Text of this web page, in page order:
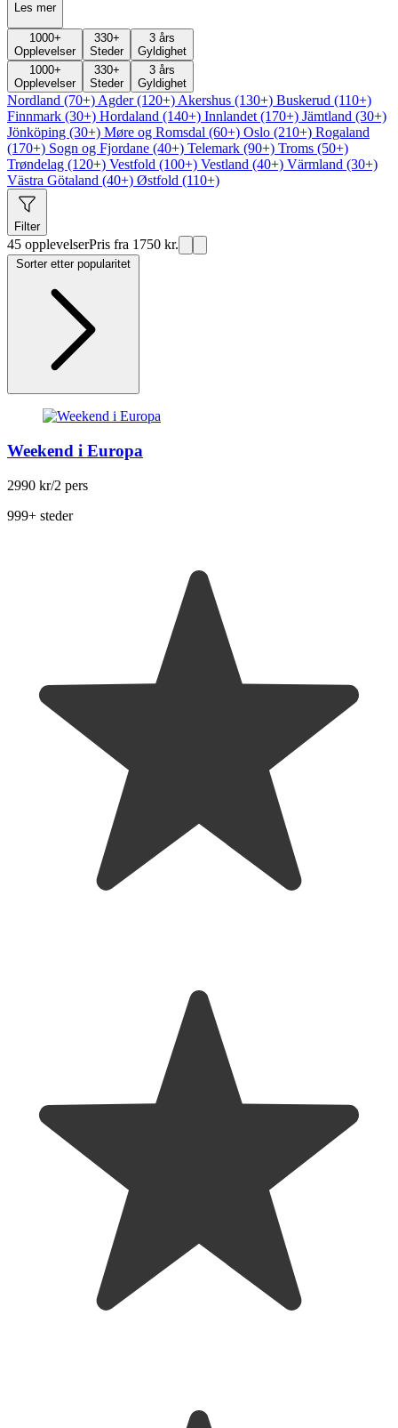
Les mer
1000+
Opplevelser
330+
Steder
3 års
Gyldighet
1000+
Opplevelser
330+
Steder
3 års
Gyldighet
Nordland (70+) Agder (120+) Akershus (130+) Buskerud (110+)
Finnmark (30+) Hordaland (140+) Innlandet (170+) Jämtland (30+)
Jönköping (30+) Møre og Romsdal (60+) Oslo (210+) Rogaland
(170+) Sogn og Fjordane (40+) Telemark (90+) Troms (50+)
Trøndelag (120+) Vestfold (100+) Vestland (40+) Värmland (30+)
Västra Götaland (40+) Østfold (110+)
Filter
45 opplevelserPris fra 1750 kr.
Weekend i Europa
2990 kr/2 pers
999+ steder